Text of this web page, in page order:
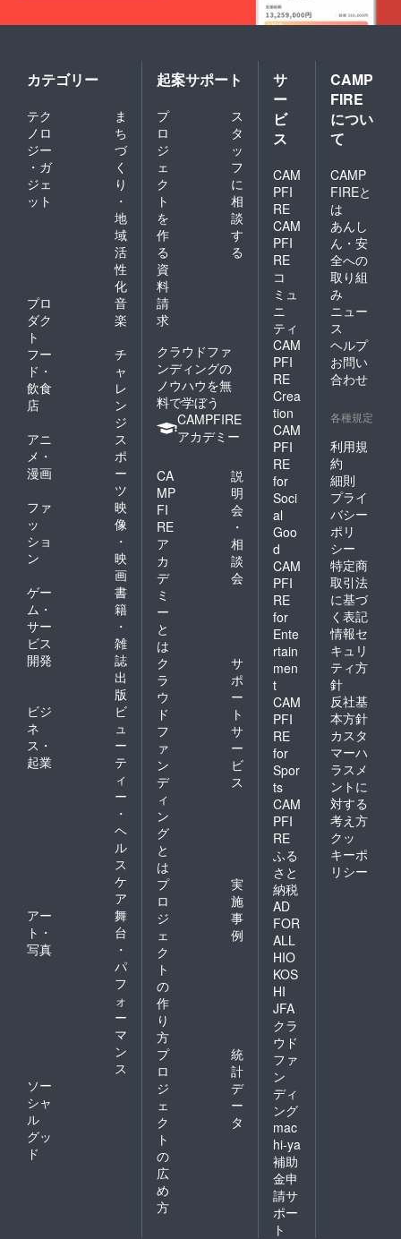
カテゴリー
テク
ノロ
ジー
・ガ
ジェ
ット
ま
ち
づ
く
り
・
地
域
活
性
化
プロ
ダク
ト
音
楽
フー
ド・
飲食
店
チ
ャ
レ
ン
ジ
アニ
メ・
漫画
ス
ポ
ー
ツ
ファ
ッ
ショ
ン
映
像
・
映
画
ゲー
ム・
サー
ビス
開発
書
籍
・
雑
誌
出
版
ビジ
ネ
ス・
起業
ビ
ュ
ー
テ
ィ
ー
・
ヘ
ル
ス
ケ
ア
アー
ト・
写真
舞
台
・
パ
フ
ォ
ー
マ
ン
ス
ソー
シャ
ル
グッ
ド
起案サポート
プ
ロ
ジ
ェ
ク
ト
を
作
る
ス
タ
ッ
フ
に
相
談
す
る
資
料
請
求
クラウドファ
ンディングの
ノウハウを無
料で学ぼう
CAMPFIRE
アカデミー
CA
MP
FI
RE
ア
カ
デ
ミ
ー
と
は
説
明
会
・
相
談
会
ク
ラ
ウ
ド
フ
ァ
ン
デ
ィ
ン
グ
と
は
サ
ポ
ー
ト
サ
ー
ビ
ス
プ
ロ
ジ
ェ
ク
ト
の
作
り
方
実
施
事
例
プ
ロ
ジ
ェ
ク
ト
の
広
め
方
統
計
デ
ー
タ
サ
ー
ビ
ス
CAM
PFI
RE
CAM
PFI
RE
コ
ミュ
ニ
ティ
CAM
PFI
RE
Crea
tion
CAM
PFI
RE
for
Soci
al
Goo
d
CAM
PFI
RE
for
Ente
rtain
men
t
CAM
PFI
RE
for
Spor
ts
CAM
PFI
RE
ふる
さと
納税
AD
FOR
ALL
HIO
KOS
HI
JFA
クラ
ウド
ファ
ン
ディ
ング
mac
hi-ya
補助
金申
請サ
ポー
ト
CAMP
FIRE
につい
て
CAMP
FIREと
は
あんし
ん・安
全への
取り組
み
ニュー
ス
ヘルプ
お問い
合わせ
各種規定
利用規
約
細則
プライ
バシー
ポリ
シー
特定商
取引法
に基づ
く表記
情報セ
キュリ
ティ方
針
反社基
本方針
カスタ
マーハ
ラスメ
ントに
対する
考え方
クッ
キーポ
リシー